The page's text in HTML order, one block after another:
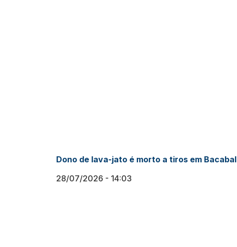
Dono de lava-jato é morto a tiros em Bacabal
28/07/2026
14:03